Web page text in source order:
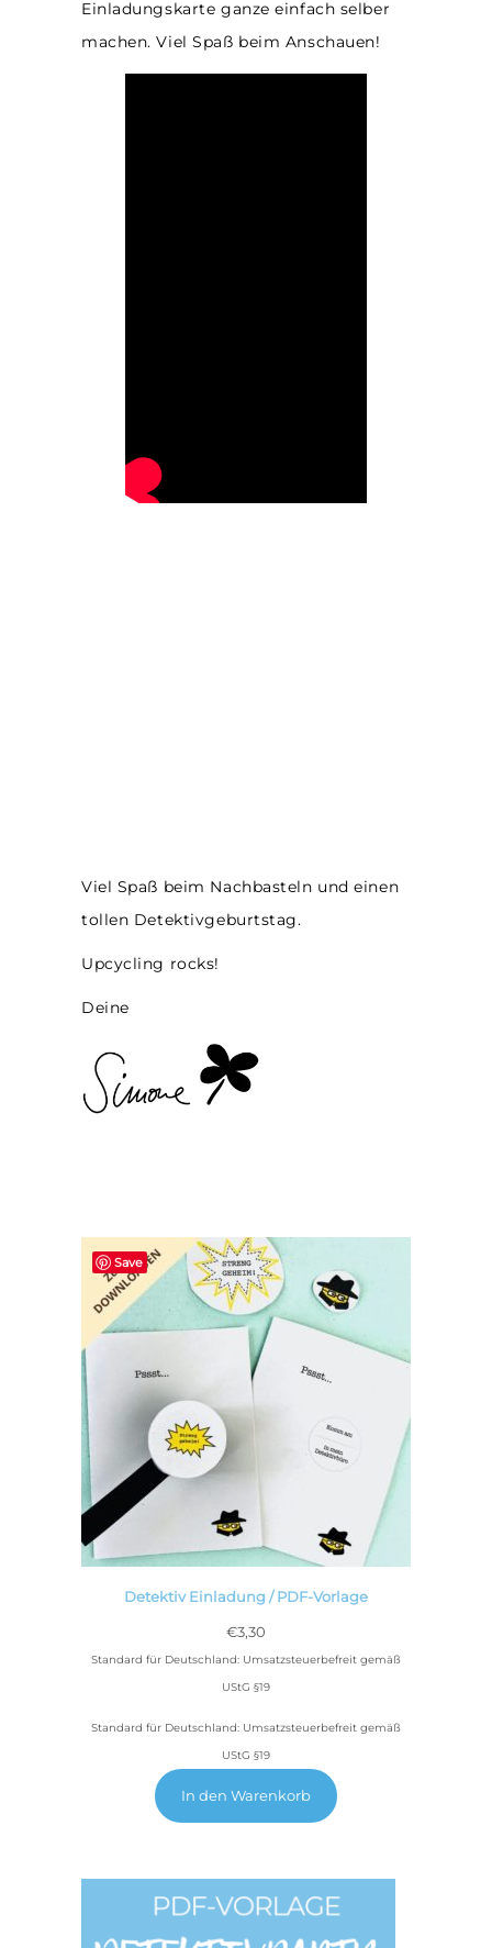
Einladungskarte ganze einfach selber
machen. Viel Spaß beim Anschauen!
Viel Spaß beim Nachbasteln und einen
tollen Detektivgeburtstag.
Upcycling rocks!
Deine
Detektiv Einladung / PDF-Vorlage
€3,30
Standard für Deutschland: Umsatzsteuerbefreit gemäß
UStG §19
Standard für Deutschland: Umsatzsteuerbefreit gemäß
UStG §19
In den Warenkorb
Save